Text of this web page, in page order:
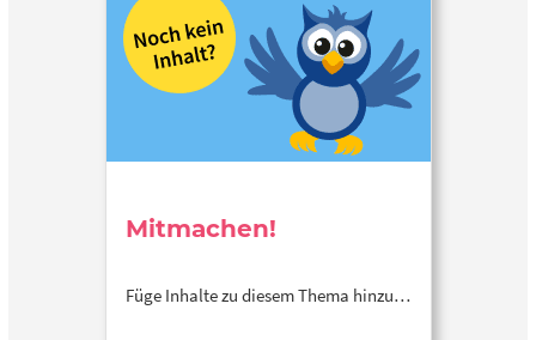
Mitmachen!
Füge Inhalte zu diesem Thema hinzu…